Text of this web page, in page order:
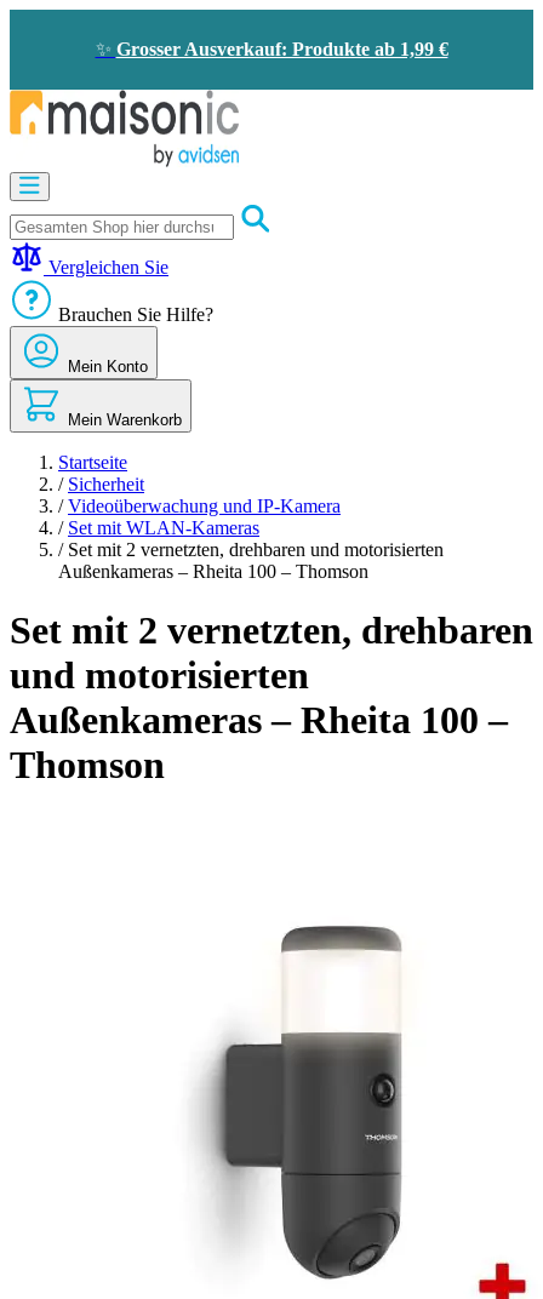
✨ Grosser Ausverkauf: Produkte ab 1,99 €
Bildtelefon
und
Türklingel
-
Energieeinsparung
Sicherheit
Komfort
im
Haus
Angebote
Vergleichen Sie
Brauchen Sie Hilfe?
Mein Konto
Mein Warenkorb
Startseite
/ Sicherheit
/ Videoüberwachung und IP-Kamera
/ Set mit WLAN-Kameras
/ Set mit 2 vernetzten, drehbaren und motorisierten
Außenkameras – Rheita 100 – Thomson
Set mit 2 vernetzten, drehbaren
und motorisierten
Außenkameras – Rheita 100 –
Thomson